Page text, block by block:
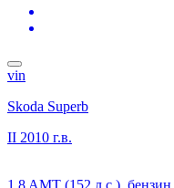
vin
Skoda Superb
II 2010 г.в.
1.8 AMT (152 л.с.),